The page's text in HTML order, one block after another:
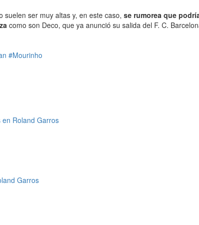
ser muy altas y, en este caso, se rumorea que
como son Deco, que ya anunció su salida del F. C.
#Mourinho
Roland Garros
Garros